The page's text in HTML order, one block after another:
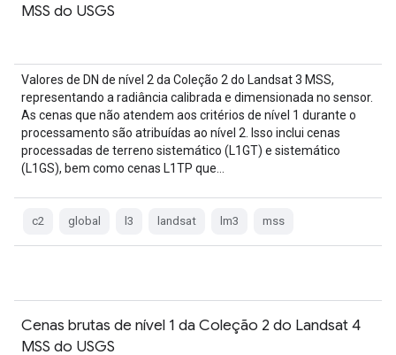
MSS do USGS
Valores de DN de nível 2 da Coleção 2 do Landsat 3 MSS,
representando a radiância calibrada e dimensionada no sensor.
As cenas que não atendem aos critérios de nível 1 durante o
processamento são atribuídas ao nível 2. Isso inclui cenas
processadas de terreno sistemático (L1GT) e sistemático
(L1GS), bem como cenas L1TP que…
c2 global l3 landsat lm3 mss
Cenas brutas de nível 1 da Coleção 2 do Landsat 4
MSS do USGS